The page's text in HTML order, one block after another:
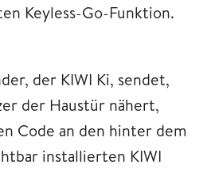
Keyless-Go-Funktion.
der KIWI Ki, sendet,
der Haustür nähert,
Code an den hinter dem
installierten KIWI